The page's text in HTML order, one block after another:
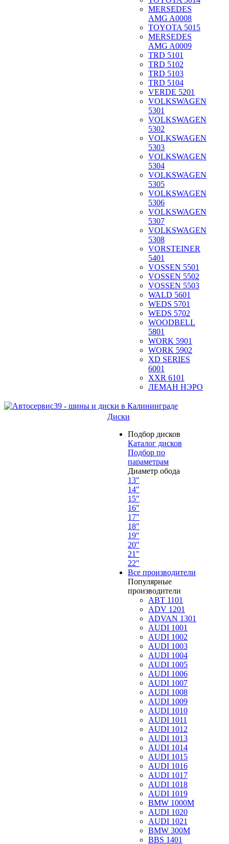
MERSEDES
AMG A0008
TOYOTA 5015
MERSEDES
AMG A0009
TRD 5101
TRD 5102
TRD 5103
TRD 5104
VERDE 5201
VOLKSWAGEN
5301
VOLKSWAGEN
5302
VOLKSWAGEN
5303
VOLKSWAGEN
5304
VOLKSWAGEN
5305
VOLKSWAGEN
5306
VOLKSWAGEN
5307
VOLKSWAGEN
5308
VORSTEINER
5401
VOSSEN 5501
VOSSEN 5502
VOSSEN 5503
WALD 5601
WEDS 5701
WEDS 5702
WOODBELL
5801
WORK 5901
WORK 5902
XD SERIES
6001
XXR 6101
ЛЕМАН НЭРО
Диски
Подбор дисков
Каталог дисков
Подбор по
параметрам
Диаметр обода
13"
14"
15"
16"
17"
18"
19"
20"
21"
22"
Все производители
Популярные
производители
ABT 1101
ADV 1201
ADVAN 1301
AUDI 1001
AUDI 1002
AUDI 1003
AUDI 1004
AUDI 1005
AUDI 1006
AUDI 1007
AUDI 1008
AUDI 1009
AUDI 1010
AUDI 1011
AUDI 1012
AUDI 1013
AUDI 1014
AUDI 1015
AUDI 1016
AUDI 1017
AUDI 1018
AUDI 1019
BMW 1000M
AUDI 1020
AUDI 1021
BMW 300M
BBS 1401